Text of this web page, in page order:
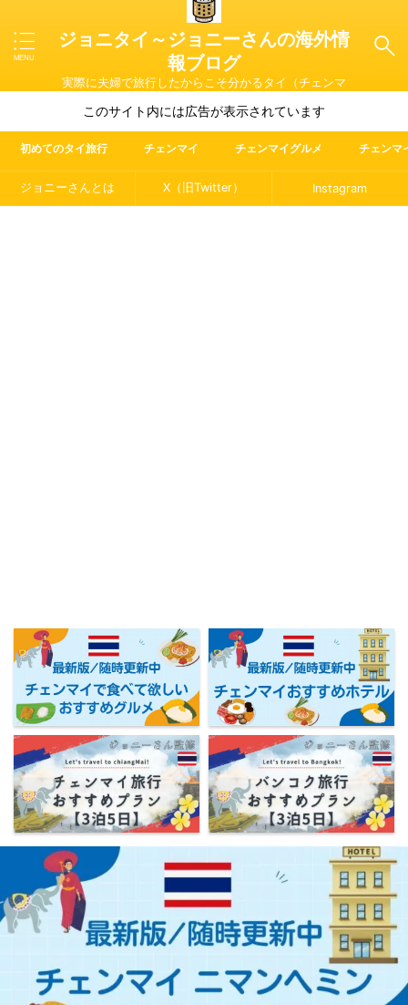
ジョニタイ～ジョニーさんの海外情
報ブログ
実際に夫婦で旅行したからこそ分かるタイ（チェンマ
イ）やマレーシア・ラオス・イタリアの魅力を紹介
このサイト内には広告が表示されています
初めてのタイ旅行 チェンマイ チェンマイグルメ チェンマ
ジョニーさんとは X（旧Twitter） Instagram